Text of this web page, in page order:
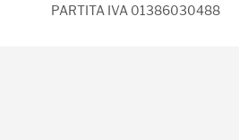
PARTITA IVA 01386030488